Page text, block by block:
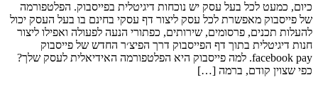
כיום, כמעט לכל בעל עסק יש נוכחות דיגיטלית בפייסבוק. הפלטפורמה
של פייסבוק מאפשרת לכל עסק ליצור דף עסקי בחינם בו בעל העסק יכול
להעלות תכנים, פרסומים, שירותים, כפתורי הנעה לפעולה ואפילו ליצור
חנות דיגיטלית בתוך דף הפייסבוק דרך הפיצ׳ר החדש של פייסבוק
facebook pay. למה פייסבוק היא הפלטפורמה האידיאלית לעסק שלך?
כפי שצוין קודם, ברמה […]